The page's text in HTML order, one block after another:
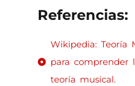
Referencias:
Wikipedia: Teoría
para comprender
teoría musical.